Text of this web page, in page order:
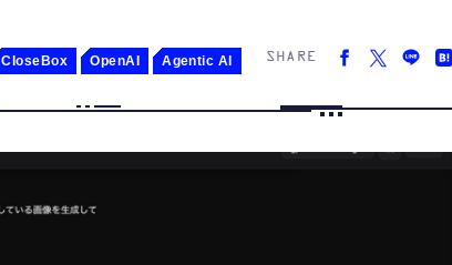
CloseBox OpenAI Agentic AI SHARE